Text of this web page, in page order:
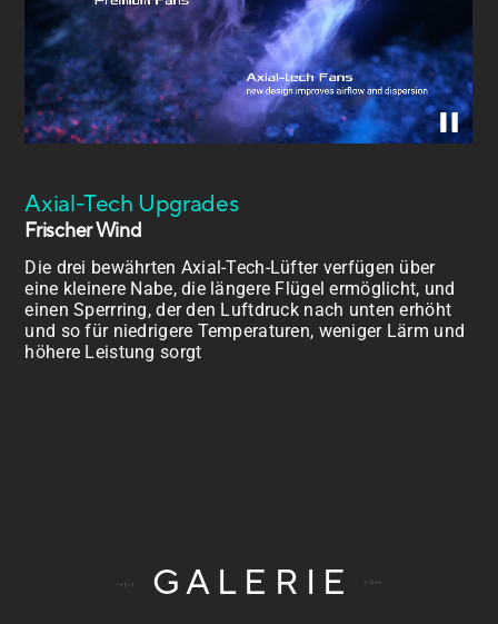
Axial-Tech Upgrades
Frischer Wind
Die drei bewährten Axial-Tech-Lüfter verfügen über
eine kleinere Nabe, die längere Flügel ermöglicht, und
einen Sperrring, der den Luftdruck nach unten erhöht
und so für niedrigere Temperaturen, weniger Lärm und
höhere Leistung sorgt
GALERIE